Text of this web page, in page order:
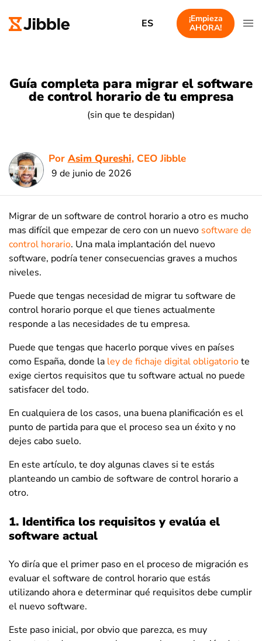
ES
¡Empieza
AHORA!
Guía completa para migrar el software
de control horario de tu empresa
(sin que te despidan)
Por Asim Qureshi, CEO Jibble
9 de junio de 2026
Migrar de un software de control horario a otro es mucho
mas difícil que empezar de cero con un nuevo software de
control horario. Una mala implantación del nuevo
software, podría tener consecuencias graves a muchos
niveles.
Puede que tengas necesidad de migrar tu software de
control horario porque el que tienes actualmente
responde a las necesidades de tu empresa.
Puede que tengas que hacerlo porque vives en países
como España, donde la ley de fichaje digital obligatoriote
exige ciertos requisitos que tu software actual no puede
satisfacer del todo.
En cualquiera de los casos, una buena planificación es el
punto de partida para que el proceso sea un éxito y no
dejes cabo suelo.
En este artículo, te doy algunas claves si te estás
planteando un cambio de software de control horario a
otro.
1. Identifica los requisitos y evalúa el
software actual
Yo diría que el primer paso en el proceso de migración es
evaluar el software de control horario que estás
utilizando ahora e determinar qué requisitos debe cumplir
el nuevo software.
Este paso inicial, por obvio que parezca, es muy